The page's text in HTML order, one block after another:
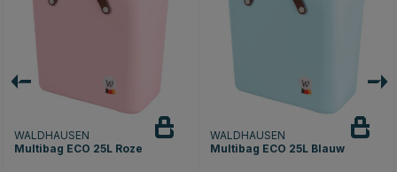
WALDHAUSEN
Multibag ECO 25L Roze
WALDHAUSEN
Multibag ECO 25L Blauw